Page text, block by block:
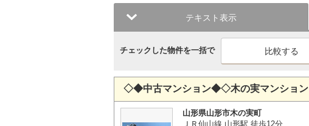
テキスト表示
チェックした物件を一括で
◇◆中古マンション◆◇木の実マンション
山形県山形市木の実町
ＪＲ仙山線 山形駅 徒歩12分